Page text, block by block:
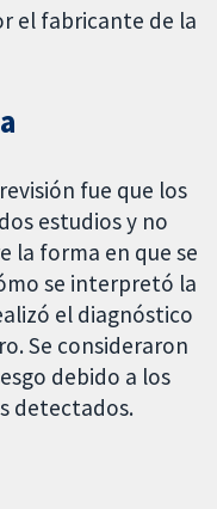
el fabricante de la
fue que los
estudios y no
la forma en que se
se interpretó la
el diagnóstico
Se consideraron
debido a los
detectados.